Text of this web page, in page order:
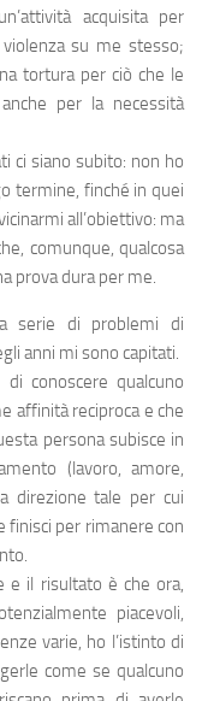
acquisita per
su me stesso;
tortura per ciò che le
per la necessità
ci siano subito: non ho
termine, finché in quei
all’obiettivo: ma
comunque, qualcosa
prova dura per me.
serie di problemi di
anni mi sono capitati.
conoscere qualcuno
affinità reciproca e che
persona subisce in
(lavoro, amore,
direzione tale per cui
finisci per rimanere con
e il risultato è che ora,
piacevoli,
varie, ho l’istinto di
come se qualcuno